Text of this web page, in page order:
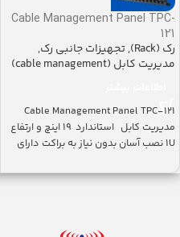
Cable Management Panel TPC-
121
رک (Rack) ,تجهیزات جانبی رک,
مدیریت کابل (cable management)
Cable Management Panel TPC-121
مدیریت کابل استاندارد ۱۹ اینچ و ارتفاع
1U نصب آسان بدون نیاز به براکت دارای